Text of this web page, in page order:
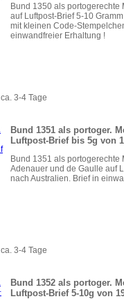
Bund 1350 als portogerechte
auf Luftpost-Brief 5-10
mit kleinen Code-
einwandfreier Erhaltung !
ca. 3-4 Tage
Bund 1351 als portoger.
Luftpost-Brief bis 5g von
Bund 1351 als portogerechte
Adenauer und de Gaulle auf
nach Australien. Brief in
ca. 3-4 Tage
Bund 1352 als portoger.
Luftpost-Brief 5-10g von